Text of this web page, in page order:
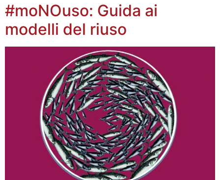
#moNOuso: Guida ai
modelli del riuso